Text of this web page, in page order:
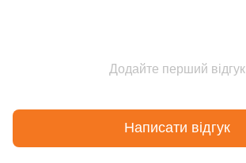
Додайте перший відгук
Написати відгук